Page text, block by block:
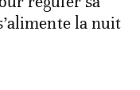
la nuit